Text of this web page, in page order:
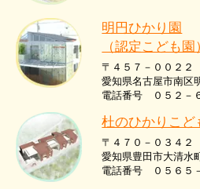
明円ひかり園
（認定こども園
〒４５７－００２２
愛知県名古屋市南区
電話番号 ０５２－
杜のひかりこど
〒４７０－０３４２
愛知県豊田市大清水
電話番号 ０５６５